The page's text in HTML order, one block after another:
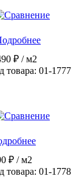
₽ / м2
товара: 01-1777
₽ / м2
товара: 01-1778